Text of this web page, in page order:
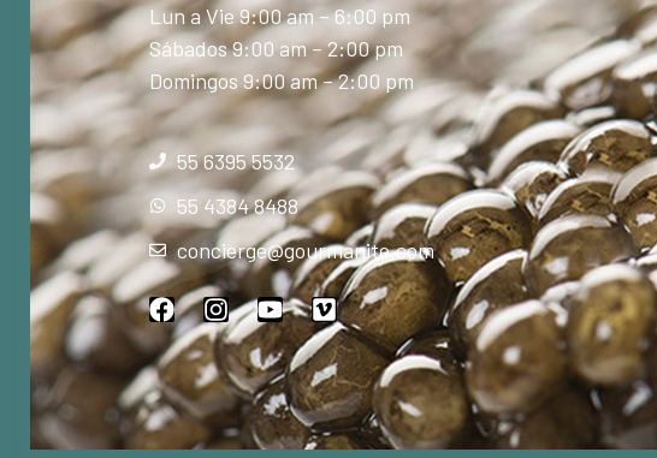
Lun a Vie 9:00 am – 6:00 pm
Sábados 9:00 am – 2:00 pm
Domingos 9:00 am – 2:00 pm
55 6395 5532
55 4384 8488
concierge@gourmanite.com